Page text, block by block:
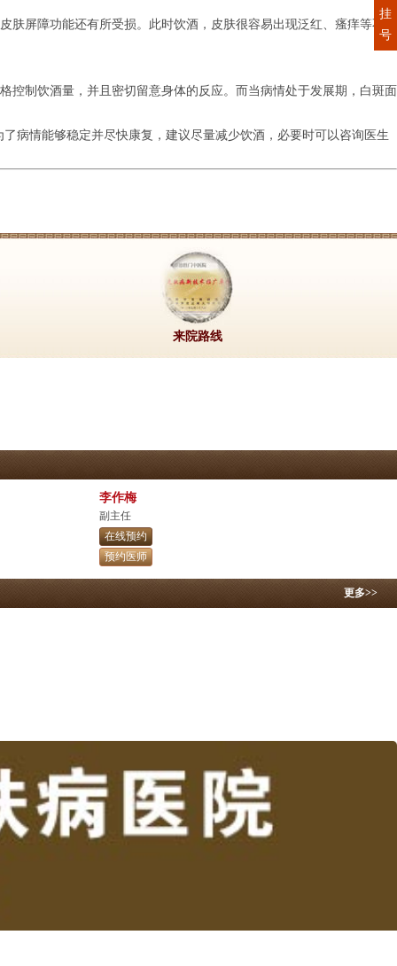
屏障功能还有所受损。此时饮酒，皮肤很容易出现泛红、瘙痒等不适
制饮酒量，并且密切留意身体的反应。而当病情处于发展期，白斑面
情能够稳定并尽快康复，建议尽量减少饮酒，必要时可以咨询医生
来院路线
李作梅
副主任
在线预约
预约医师
更多>>
挂
号